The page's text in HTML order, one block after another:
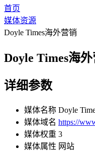
首页
媒体资源
Doyle Times海外营销
Doyle Times海
详细参数
媒体名称 Doyle
媒体域名 https://
媒体权重 3
媒体属性 网站